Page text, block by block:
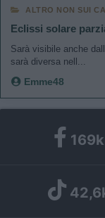
ALTRO NON SUI
Eclissi solare
Sarà visibile anche
sarà diversa nell...
Emme48
169k